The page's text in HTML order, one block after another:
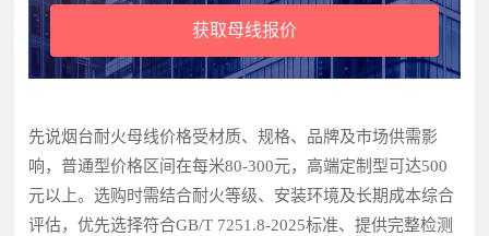
获取母线报价
先说烟台耐火母线价格受材质、规格、品牌及市场供需影
响，普通型价格区间在每米80-300元，高端定制型可达500
元以上。选购时需结合耐火等级、安装环境及长期成本综合
评估，优先选择符合GB/T 7251.8-2025标准、提供完整检测